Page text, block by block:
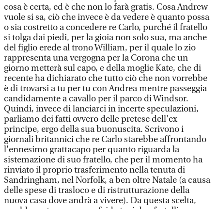
cosa è certa, ed è che non lo farà gratis. Cosa Andrew
vuole si sa, ciò che invece è da vedere è quanto possa
o sia costretto a concedere re Carlo, purché il fratello
si tolga dai piedi, per la gioia non solo sua, ma anche
del figlio erede al trono William, per il quale lo zio
rappresenta una vergogna per la Corona che un
giorno metterà sul capo, e della moglie Kate, che di
recente ha dichiarato che tutto ciò che non vorrebbe
è di trovarsi a tu per tu con Andrea mentre passeggia
candidamente a cavallo per il parco di Windsor.
Quindi, invece di lanciarci in incerte speculazioni,
parliamo dei fatti ovvero delle pretese dell'ex
principe, ergo della sua buonuscita. Scrivono i
giornali britannici che re Carlo starebbe affrontando
l'ennesimo grattacapo per quanto riguarda la
sistemazione di suo fratello, che per il momento ha
rinviato il proprio trasferimento nella tenuta di
Sandringham, nel Norfolk, a ben oltre Natale (a causa
delle spese di trasloco e di ristrutturazione della
nuova casa dove andrà a vivere). Da questa scelta,